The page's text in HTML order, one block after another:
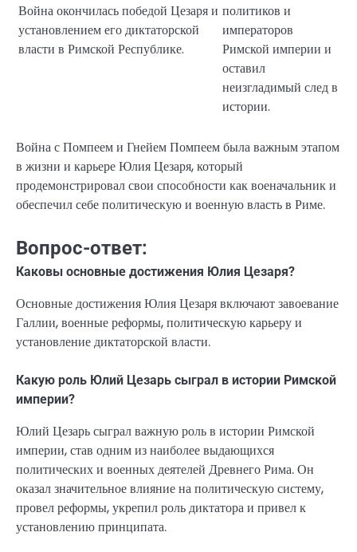
Война окончилась победой Цезаря и
установлением его диктаторской
власти в Римской Республике.
политиков и
императоров
Римской империи и
оставил
неизгладимый след в
истории.
Война с Помпеем и Гнейем Помпеем была важным этапом
в жизни и карьере Юлия Цезаря, который
продемонстрировал свои способности как военачальник и
обеспечил себе политическую и военную власть в Риме.
Вопрос-ответ:
Каковы основные достижения Юлия Цезаря?
Основные достижения Юлия Цезаря включают завоевание
Галлии, военные реформы, политическую карьеру и
установление диктаторской власти.
Какую роль Юлий Цезарь сыграл в истории Римской
империи?
Юлий Цезарь сыграл важную роль в истории Римской
империи, став одним из наиболее выдающихся
политических и военных деятелей Древнего Рима. Он
оказал значительное влияние на политическую систему,
провел реформы, укрепил роль диктатора и привел к
установлению принципата.